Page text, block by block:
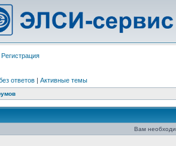
Регистрация
ответов | Активные темы
Вам